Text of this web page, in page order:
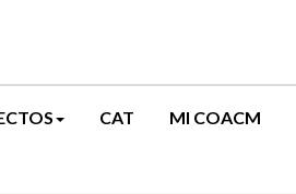
CAT MI COACM